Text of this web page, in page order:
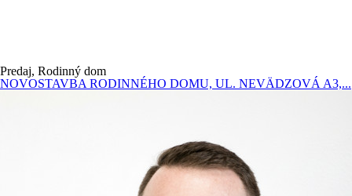
Predaj, Rodinný dom
NOVOSTAVBA RODINNÉHO DOMU, UL. NEVÄDZOVÁ A3,...